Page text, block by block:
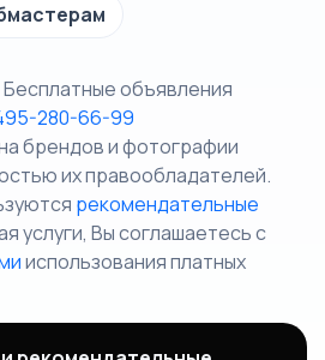
объявления
280-66-99
брендов и фотографии
их правообладателей.
рекомендательные
услуги, Вы соглашаетесь c
использования платных
Правила сервиса